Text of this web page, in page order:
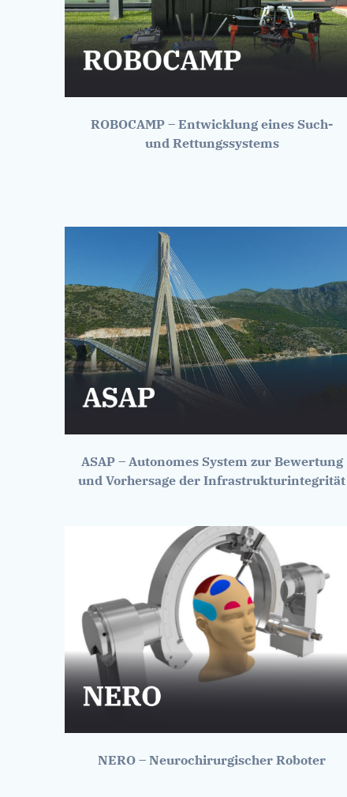
ROBOCAMP – Entwicklung eines Such-
und Rettungssystems
ASAP – Autonomes System zur Bewertung
und Vorhersage der Infrastrukturintegrität
NERO – Neurochirurgischer Roboter